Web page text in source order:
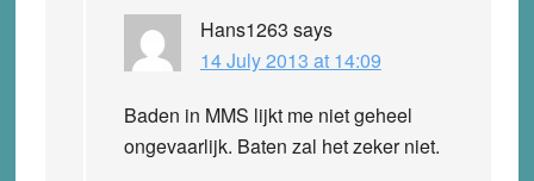
Hans1263 says
14 July 2013 at 14:09
Baden in MMS lijkt me niet geheel
ongevaarlijk. Baten zal het zeker niet.